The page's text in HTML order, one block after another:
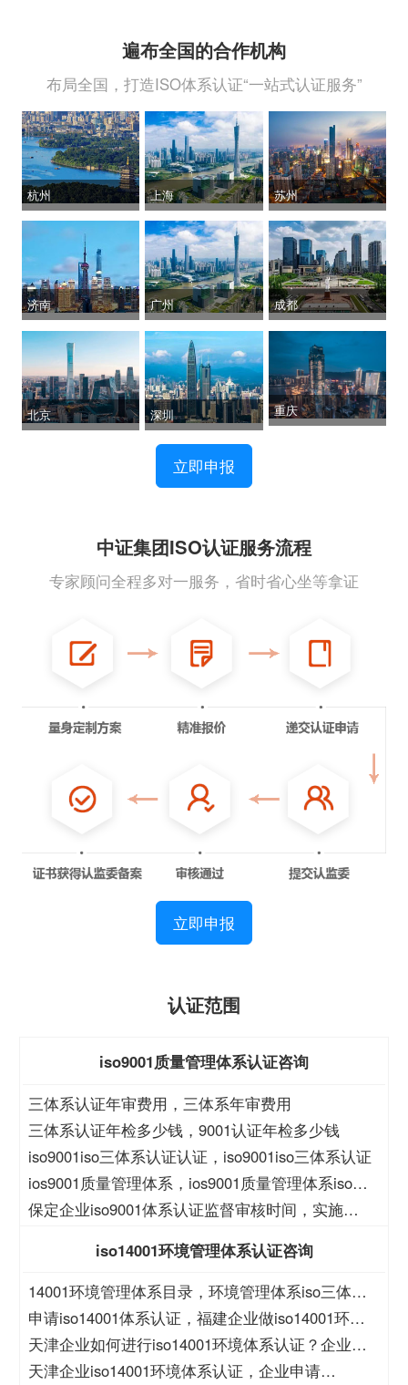
遍布全国的合作机构
布局全国，打造ISO体系认证“一站式认证服务”
杭州
济南
北京
上海
广州
深圳
苏州
成都
重庆
立即申报
中证集团ISO认证服务流程
专家顾问全程多对一服务，省时省心坐等拿证
立即申报
认证范围
iso9001质量管理体系认证咨询
三体系认证年审费用，三体系年审费用
三体系认证年检多少钱，9001认证年检多少钱
iso9001iso三体系认证认证，iso9001iso三体系认证
ios9001质量管理体系，ios9001质量管理体系iso三
体系认证
保定企业iso9001体系认证监督审核时间，实施
iso14001环境管理体系认证咨询
14001环境管理体系目录，环境管理体系iso三体系
认证目录
申请iso14001体系认证，福建企业做iso14001环境
体系认证
天津企业如何进行iso14001环境体系认证？企业如
何申请iso14001认证？
天津企业iso14001环境体系认证，企业申请